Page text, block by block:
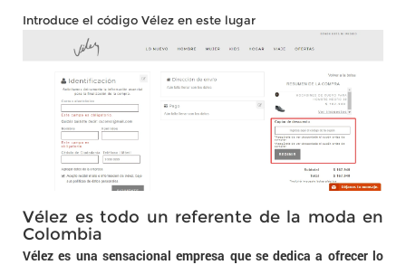
Introduce el código Vélez en este lugar
Vélez es todo un referente de la moda en
Colombia
Vélez es una sensacional empresa que se dedica a ofrecer lo